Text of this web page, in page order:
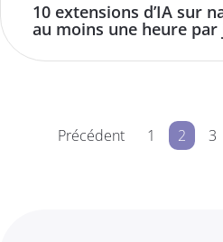
10 extensions d’IA sur
au moins une heure
Précédent 1 2 3